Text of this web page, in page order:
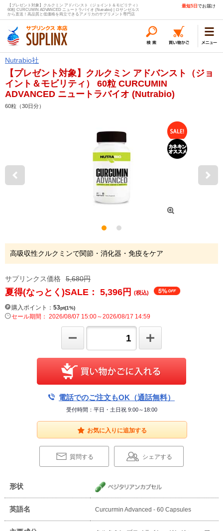
【プレゼント対象】クルクミン アドバンスト（ジョイント＆モビリティ）
60粒 CURCUMIN ADVANCED ニュートラバイオ (Nutrabio) | ロサンゼルス
から直送！高品質と低価格を両立できるアメリカのサプリメント専門店
最短5日 でお届け
Nutrabio社
【プレゼント対象】クルクミン アドバンスト（ジョ
イント＆モビリティ） 60粒 CURCUMIN
ADVANCED ニュートラバイオ (Nutrabio)
60粒（30日分）
高吸収性クルクミンで関節・消化器・免疫をケア
サプリンクス価格 5,680円
夏得(なっとく)SALE： 5,396 円 (税込)
購入ポイント： 53pt(1%)
セール期間： 2026/08/07 15:00～2026/08/17 14:59
電話でのご注文もOK（通話無料）
受付時間：平日・土日祝 9:00～18:00
お気に入りに追加する
質問する シェアする
形状
英語名 Curcurmin Advanced - 60 Capsules